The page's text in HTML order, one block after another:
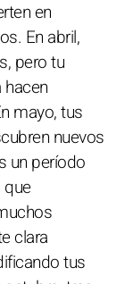
en
En abril,
pero tu
mayo, tus
nuevos
un período
que
clara
tus